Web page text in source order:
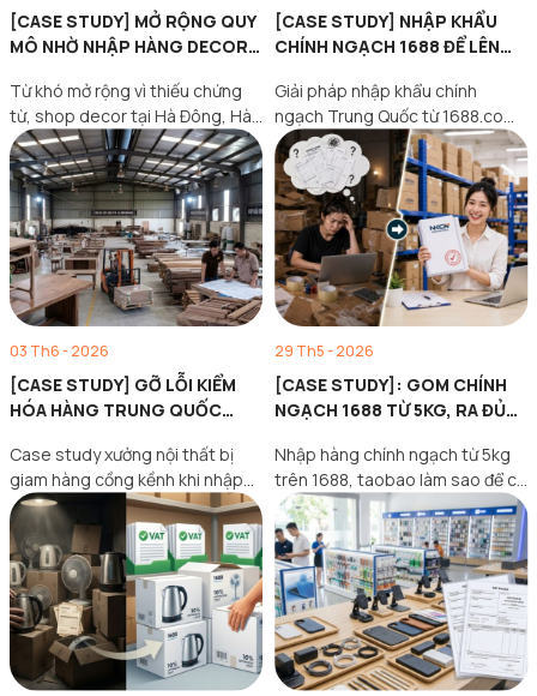
[CASE STUDY] MỞ RỘNG QUY
MÔ NHỜ NHẬP HÀNG DECOR
Từ khó mở rộng vì thiếu chứng
từ, shop decor tại Hà Đông, Hà
Nội…
[CASE STUDY] NHẬP KHẨU
CHÍNH NGẠCH 1688 ĐỂ LÊN
Giải pháp nhập khẩu chính
ngạch Trung Quốc từ 1688.com
của NKCN Logistics giúp hộ…
03 Th6 - 2026
[CASE STUDY] GỠ LỖI KIỂM
HÓA HÀNG TRUNG QUỐC
THẤT
Case study xưởng nội thất bị
giam hàng cồng kềnh khi nhập
khẩu Trung Quốc…
29 Th5 - 2026
[CASE STUDY]: GOM CHÍNH
NGẠCH 1688 TỪ 5KG, RA ĐỦ
Nhập hàng chính ngạch từ 5kg
trên 1688, taobao làm sao để có
hóa đơn…